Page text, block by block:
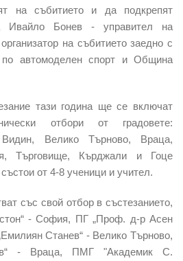
на събитието и да подкрепят
Ивайло Бонев - управител на
на събитието заедно с
по автомоделен спорт и Община
тази година ще се включат
отбори от градовете:
Видин, Велико Търново, Враца,
Търговище, Кърджали и Гоце
от 4-8 ученици и учител.
със свой отбор в състезанието,
- София, ПГ „Проф. д-р Асен
Станев“ - Велико Търново,
- Враца, ПМГ "Академик С.